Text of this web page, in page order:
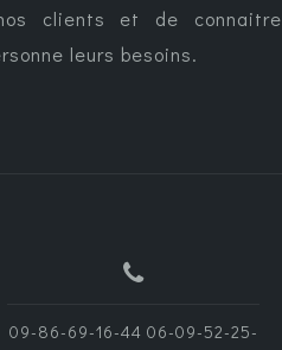
clients et de connaitre
leurs besoins.
09-86-69-16-44 06-09-52-25-